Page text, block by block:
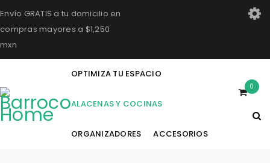
Envío GRATIS a tu domicilio en
compras mayores a $1,250
mxn
OPTIMIZA TU ESPACIO
ALACENAS Y COCINAS
ORGANIZADORES ACCESORIOS
0